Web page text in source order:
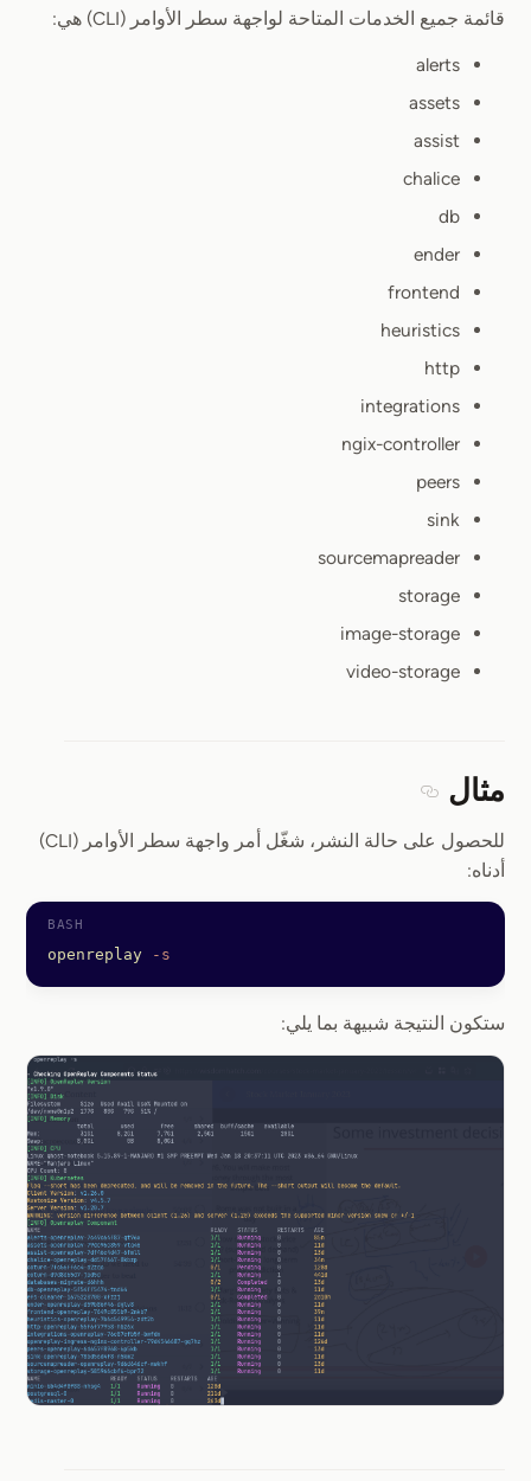
قائمة جميع الخدمات المتاحة لواجهة سطر الأوامر (CLI) هي:
alerts
assets
assist
chalice
db
ender
frontend
heuristics
http
integrations
ngix-controller
peers
sink
sourcemapreader
storage
image-storage
video-storage
مثال
للحصول على حالة النشر، شغّل أمر واجهة سطر الأوامر (CLI)
أدناه:
openreplay -s
ستكون النتيجة شبيهة بما يلي: